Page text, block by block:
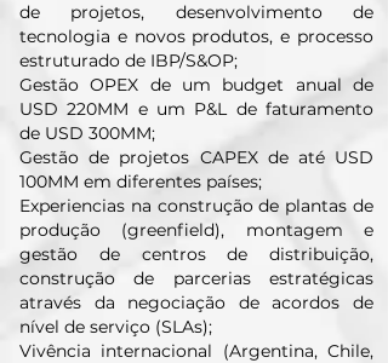
de projetos, desenvolvimento de
tecnologia e novos produtos, e processo
estruturado de IBP/S&OP;
Gestão OPEX de um budget anual de
USD 220MM e um P&L de faturamento
de USD 300MM;
Gestão de projetos CAPEX de até USD
100MM em diferentes países;
Experiencias na construção de plantas de
produção (greenfield), montagem e
gestão de centros de distribuição,
construção de parcerias estratégicas
através da negociação de acordos de
nível de serviço (SLAs);
Vivência internacional (Argentina, Chile,